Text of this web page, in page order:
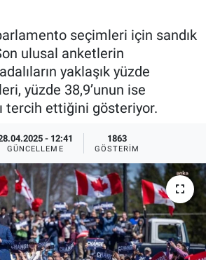
seçimleri için sandık
ulusal anketlerin
yaklaşık yüzde
yüzde 38,9’unun ise
tercih ettiğini gösteriyor.
- 12:41
GÜNCELLEME
1863
GÖSTERIM